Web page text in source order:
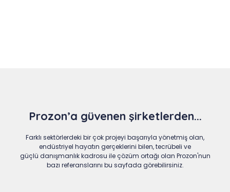
Prozon’a güvenen şirketlerden...
Farklı sektörlerdeki bir çok projeyi başarıyla yönetmiş olan,
endüstriyel hayatın gerçeklerini bilen, tecrübeli ve
güçlü danışmanlık kadrosu ile çözüm ortağı olan Prozon'nun
bazı referanslarını bu sayfada görebilirsiniz.